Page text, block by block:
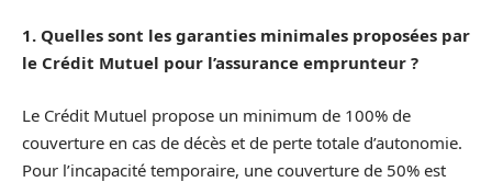
1. Quelles sont les garanties minimales proposées par
le Crédit Mutuel pour l’assurance emprunteur ?
Le Crédit Mutuel propose un minimum de 100% de
couverture en cas de décès et de perte totale d’autonomie.
Pour l’incapacité temporaire, une couverture de 50% est